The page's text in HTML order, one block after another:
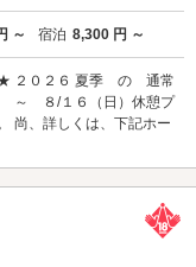
～ 宿泊 8,300 円 ～
２０２６ 夏季 の 通常
～ ８/１６（日）休憩プ
尚、詳しくは、下記ホー